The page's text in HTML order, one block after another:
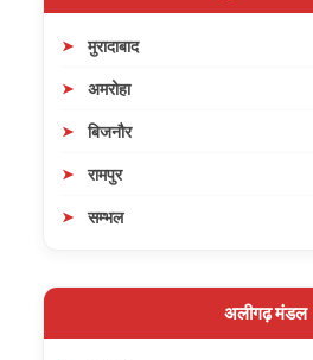
मुरादाबाद
अमरोहा
बिजनौर
रामपुर
सम्भल
अलीगढ़ मंडल